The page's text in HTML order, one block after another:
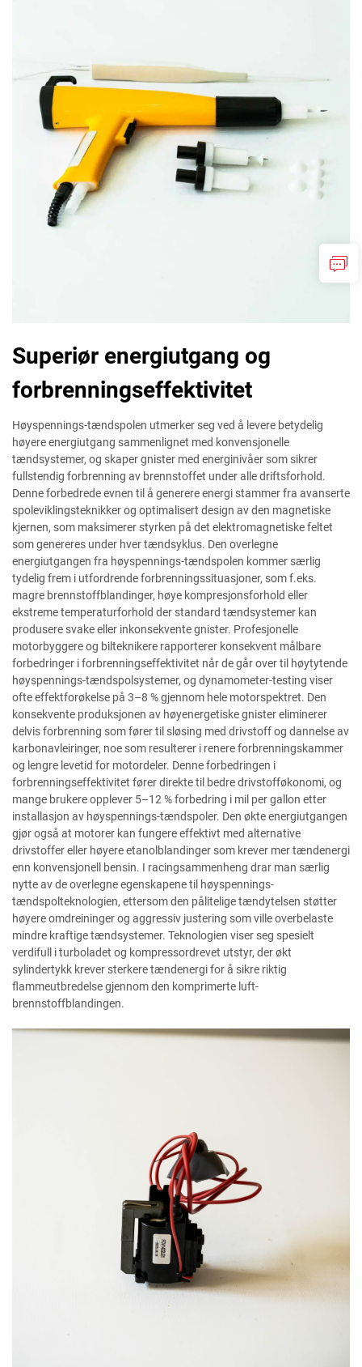
Superiør energiutgang og
forbrenningseffektivitet
Høyspennings-tændspolen utmerker seg ved å levere betydelig
høyere energiutgang sammenlignet med konvensjonelle
tændsystemer, og skaper gnister med energinivåer som sikrer
fullstendig forbrenning av brennstoffet under alle driftsforhold.
Denne forbedrede evnen til å generere energi stammer fra avanserte
spoleviklingsteknikker og optimalisert design av den magnetiske
kjernen, som maksimerer styrken på det elektromagnetiske feltet
som genereres under hver tændsyklus. Den overlegne
energiutgangen fra høyspennings-tændspolen kommer særlig
tydelig frem i utfordrende forbrenningssituasjoner, som f.eks.
magre brennstoffblandinger, høye kompresjonsforhold eller
ekstreme temperaturforhold der standard tændsystemer kan
produsere svake eller inkonsekvente gnister. Profesjonelle
motorbyggere og bilteknikere rapporterer konsekvent målbare
forbedringer i forbrenningseffektivitet når de går over til høytytende
høyspennings-tændspolsystemer, og dynamometer-testing viser
ofte effektforøkelse på 3–8 % gjennom hele motorspektret. Den
konsekvente produksjonen av høyenergetiske gnister eliminerer
delvis forbrenning som fører til sløsing med drivstoff og dannelse av
karbonavleiringer, noe som resulterer i renere forbrenningskammer
og lengre levetid for motordeler. Denne forbedringen i
forbrenningseffektivitet fører direkte til bedre drivstofføkonomi, og
mange brukere opplever 5–12 % forbedring i mil per gallon etter
installasjon av høyspennings-tændspoler. Den økte energiutgangen
gjør også at motorer kan fungere effektivt med alternative
drivstoffer eller høyere etanolblandinger som krever mer tændenergi
enn konvensjonell bensin. I racingsammenheng drar man særlig
nytte av de overlegne egenskapene til høyspennings-
tændspolteknologien, ettersom den pålitelige tændytelsen støtter
høyere omdreininger og aggressiv justering som ville overbelaste
mindre kraftige tændsystemer. Teknologien viser seg spesielt
verdifull i turboladet og kompressordrevet utstyr, der økt
sylindertykk krever sterkere tændenergi for å sikre riktig
flammeutbredelse gjennom den komprimerte luft-
brennstoffblandingen.